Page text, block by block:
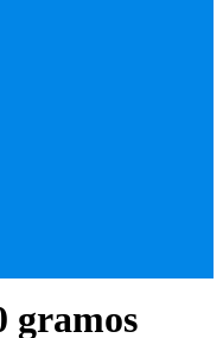
gramos